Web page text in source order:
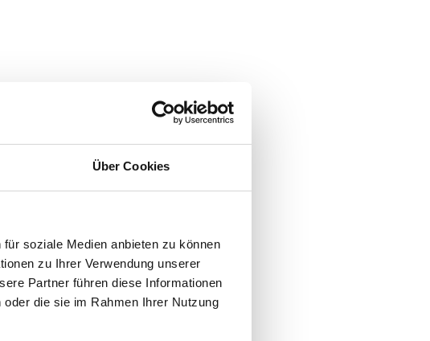
Über Cookies
soziale Medien anbieten zu können
zu Ihrer Verwendung unserer
Partner führen diese Informationen
die sie im Rahmen Ihrer Nutzung